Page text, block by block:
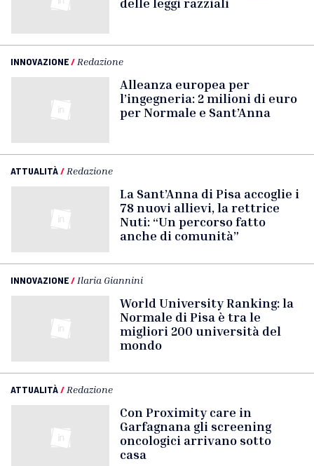
INNOVAZIONE/ Redazione
Alleanza europea per
l’ingegneria: 2 milioni di euro
per Normale e Sant’Anna
ATTUALITÀ/ Redazione
La Sant’Anna di Pisa accoglie i
78 nuovi allievi, la rettrice
Nuti: “Un percorso fatto
anche di comunità”
INNOVAZIONE/ Ilaria Giannini
World University Ranking: la
Normale di Pisa è tra le
migliori 200 università del
mondo
ATTUALITÀ/ Redazione
Con Proximity care in
Garfagnana gli screening
oncologici arrivano sotto
casa